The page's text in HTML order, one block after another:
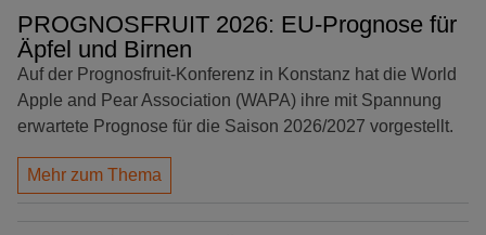
PROGNOSFRUIT 2026: EU-Prognose für
Äpfel und Birnen
Auf der Prognosfruit-Konferenz in Konstanz hat die World
Apple and Pear Association (WAPA) ihre mit Spannung
erwartete Prognose für die Saison 2026/2027 vorgestellt.
Mehr zum Thema